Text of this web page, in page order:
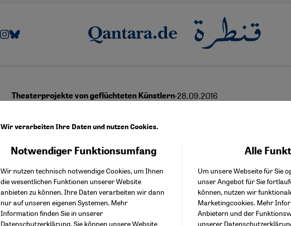
Theaterprojekte von geflüchteten Künstlern·28.09.2016
Bitte keine Mitleids-
mehr!
Deutsch English عربي
Wir verarbeiten Ihre Daten und nutzen Cookies.
Notwendiger Funktionsumfang
Wir nutzen technisch notwendige Cookies, um Ihnen
die wesentlichen Funktionen unserer Website
anbieten zu können. Ihre Daten verarbeiten wir dann
nur auf unseren eigenen Systemen. Mehr
Information finden Sie in unserer
Datenschutzerklärung. Sie können unsere Website
Alle
Um unsere Webseite für Sie
unser Angebot für Sie
können, nutzen wir
Marketingcookies. Mehr
Anbietern und der
unserer
Facebook Embed /
Twitter Embed
Instagram Embed
Youtube Embed
Google Maps Embed